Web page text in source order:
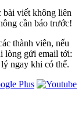
bài viết không liên
cần báo trước!
thành viên, nếu
lòng gửi email tới:
ngay khi có thể.